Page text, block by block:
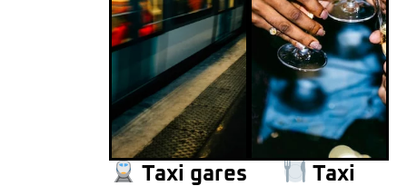
Taxi gares
Taxi